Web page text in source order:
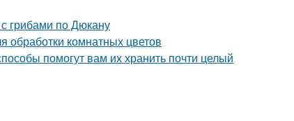
грибами по Дюкану
комнатных цветов
помогут вам их хранить почти целый